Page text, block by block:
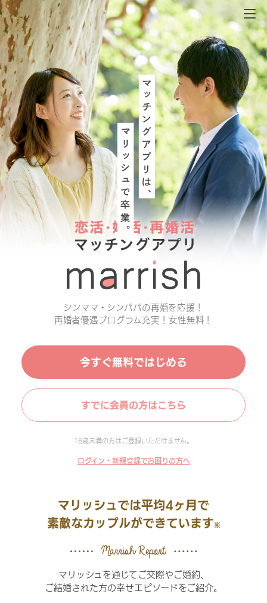
シンママ・シンパパの再婚を応援！
再婚者優遇プログラム充実！女性無料！
今すぐ無料ではじめる
すでに会員の方はこちら
18歳未満の方はご登録いただけません。
ログイン・新規登録でお困りの方へ
マリッシュでは平均4ヶ月で
素敵なカップルができています※
マリッシュを通じてご交際やご婚約、
ご結婚された方の幸せエピソードをご紹介。